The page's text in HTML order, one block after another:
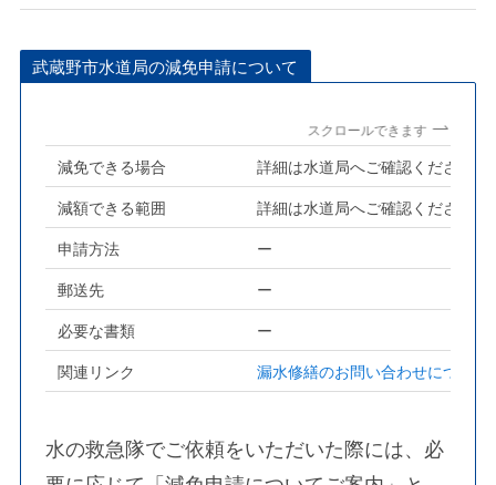
武蔵野市水道局の減免申請について
スクロールできます
減免できる場合
詳細は水道局へご確認ください
減額できる範囲
詳細は水道局へご確認ください
申請方法
ー
郵送先
ー
必要な書類
ー
関連リンク
漏水修繕のお問い合わせについて
水の救急隊でご依頼をいただいた際には、必